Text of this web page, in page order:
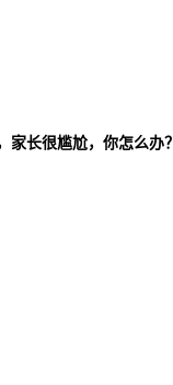
长很尴尬，你怎么办？